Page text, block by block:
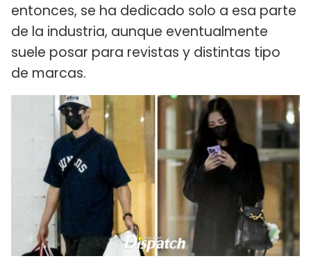
entonces, se ha dedicado solo a esa parte
de la industria, aunque eventualmente
suele posar para revistas y distintas tipo
de marcas.